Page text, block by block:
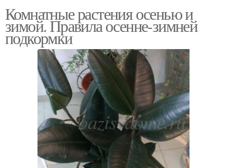
Комнатные растения осенью и
зимой. Правила осенне-зимней
подкормки